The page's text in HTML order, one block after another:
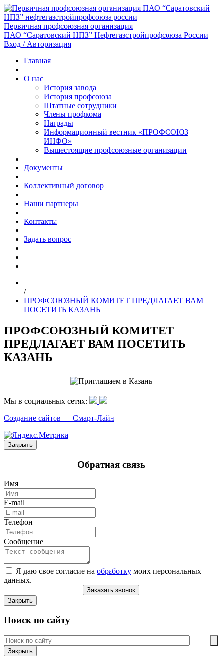
Первичная профсоюзная организация
ПАО “Саратовский НПЗ” Нефтегазстройпрофсоюза России
Вход / Авторизация
Главная
О нас
История завода
История профсоюза
Штатные сотрудники
Члены профкома
Награды
Информационный вестник «ПРОФСОЮЗ
ИНФО»
Вышестоящие профсоюзные организации
Документы
Коллективный договор
Наши партнеры
Контакты
Задать вопрос
/
ПРОФСОЮЗНЫЙ КОМИТЕТ ПРЕДЛАГАЕТ ВАМ
ПОСЕТИТЬ КАЗАНЬ
ПРОФСОЮЗНЫЙ КОМИТЕТ
ПРЕДЛАГАЕТ ВАМ ПОСЕТИТЬ
КАЗАНЬ
Мы в социальных сетях:
Создание сайтов — Смарт-Лайн
Закрыть
Обратная связь
Имя
E-mail
Телефон
Сообщение
Я даю свое согласие на обработку моих персональных
данных.
Заказать звонок
Закрыть
Поиск по сайту
Закрыть